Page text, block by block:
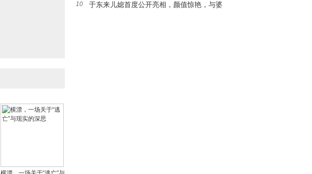
呼：真没必要！
10
于东来儿媳首度公开亮相，颜值惊艳，与婆